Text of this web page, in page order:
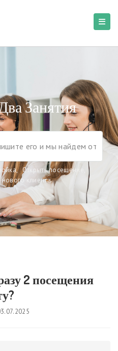
Занятия
, Открыть посещение
нового клиента
2 посещения